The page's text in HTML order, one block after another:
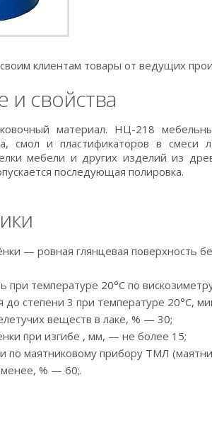
клиентам товары от ведущих
свойства
материал. НЦ-218
смол и пластификаторов в смеси
мебели и других изделий из
последующая полировка.
— ровная глянцевая поверхность
при температуре 20°С по
до степени 3 при температуре 20°С,
веществ в лаке, % — 30;
при изгибе , мм, — не более 15;
по маятниковому прибору ТМЛ
менее, % — 60;.